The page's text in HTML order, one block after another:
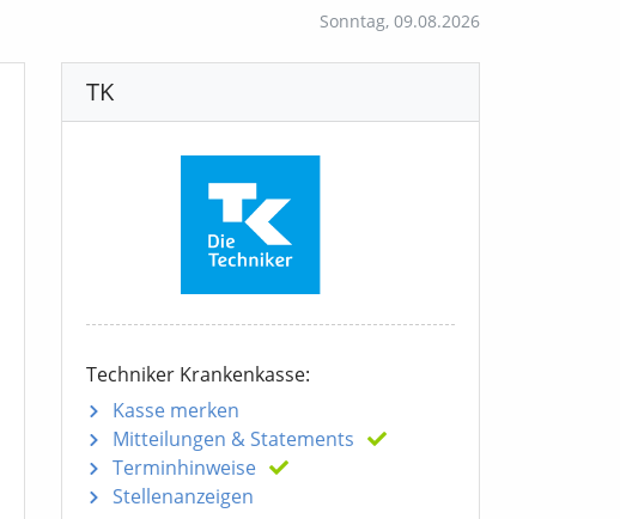
Sonntag, 09.08.2026
TK
Techniker Krankenkasse:
Kasse merken
Mitteilungen & Statements
Terminhinweise
Stellenanzeigen